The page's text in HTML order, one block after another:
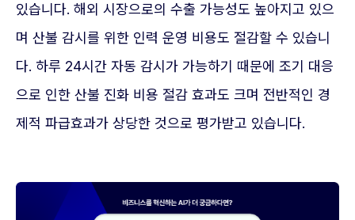
있습니다. 해외 시장으로의 수출 가능성도 높아지고 있으
며 산불 감시를 위한 인력 운영 비용도 절감할 수 있습니
다. 하루 24시간 자동 감시가 가능하기 때문에 조기 대응
으로 인한 산불 진화 비용 절감 효과도 크며 전반적인 경
제적 파급효과가 상당한 것으로 평가받고 있습니다.